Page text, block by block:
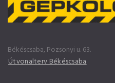
Békéscsaba, Pozsonyi u. 63.
Útvonalterv Békéscsaba